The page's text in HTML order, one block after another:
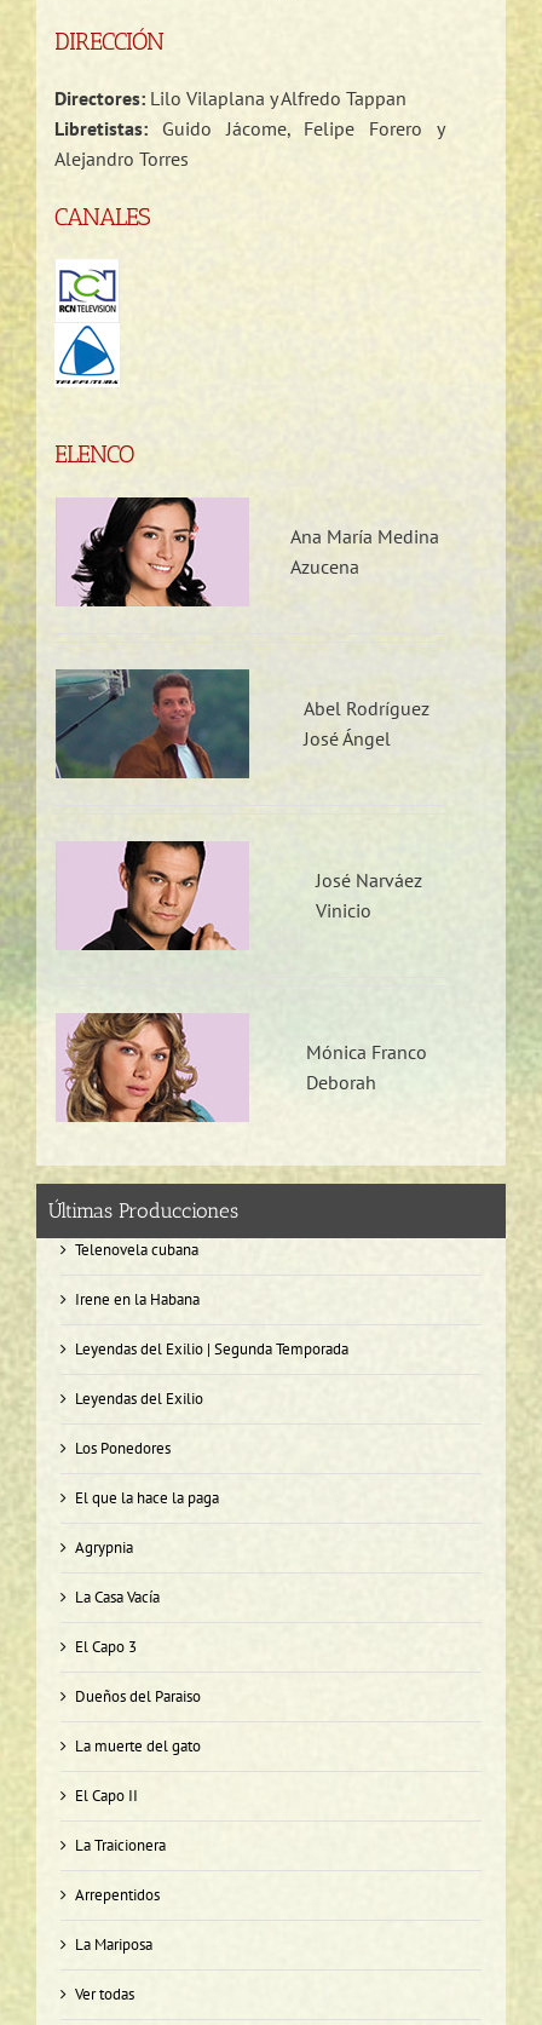
DIRECCIÓN
Directores: Lilo Vilaplana y Alfredo Tappan
Libretistas: Guido Jácome, Felipe Forero y
Alejandro Torres
CANALES
ELENCO
Ana María Medina
Azucena
Abel Rodríguez
José Ángel
José Narváez
Vinicio
Mónica Franco
Deborah
Últimas Producciones
Telenovela cubana
Irene en la Habana
Leyendas del Exilio | Segunda Temporada
Leyendas del Exilio
Los Ponedores
El que la hace la paga
Agrypnia
La Casa Vacía
El Capo 3
Dueños del Paraiso
La muerte del gato
El Capo II
La Traicionera
Arrepentidos
La Mariposa
Ver todas